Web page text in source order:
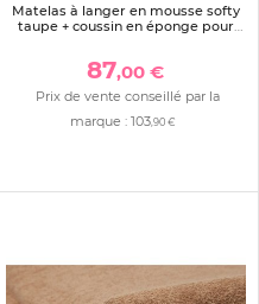
Matelas à langer en mousse softy
taupe + coussin en éponge pour
87,00 €
Prix de vente conseillé par la
marque :103,90 €